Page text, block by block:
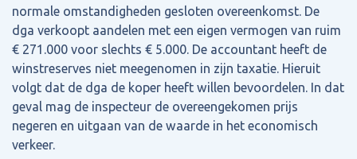
normale omstandigheden gesloten overeenkomst. De
dga verkoopt aandelen met een eigen vermogen van ruim
€ 271.000 voor slechts € 5.000. De accountant heeft de
winstreserves niet meegenomen in zijn taxatie. Hieruit
volgt dat de dga de koper heeft willen bevoordelen. In dat
geval mag de inspecteur de overeengekomen prijs
negeren en uitgaan van de waarde in het economisch
verkeer.